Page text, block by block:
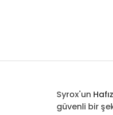
Syrox'un
güvenli bir